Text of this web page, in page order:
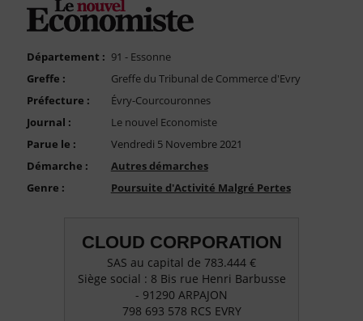
FAQ
Compte PRO
Département : 91 - Essonne
Greffe :
Greffe du Tribunal de Commerce d'Evry
Préfecture :
Évry-Courcouronnes
Journal :
Le nouvel Economiste
Parue le :
Vendredi 5 Novembre 2021
Démarche :
Autres démarches
Genre :
Poursuite d'Activité Malgré Pertes
CLOUD CORPORATION
SAS au capital de 783.444 €
Siège social : 8 Bis rue Henri Barbusse
- 91290 ARPAJON
798 693 578 RCS EVRY